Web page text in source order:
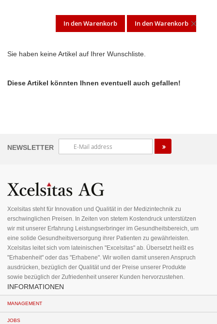
In den Warenkorb In den Warenkorb
Sie haben keine Artikel auf Ihrer Wunschliste.
Diese Artikel könnten Ihnen eventuell auch gefallen!
NEWSLETTER
Melden
Sie
unseren
Newsletter
Xcelsitas steht für Innovation und Qualität in der Medizintechnik zu
erschwinglichen Preisen. In Zeiten von stetem Kostendruck unterstützen
wir mit unserer Erfahrung Leistungserbringer im Gesundheitsbereich, um
eine solide Gesundheitsversorgung ihrer Patienten zu gewährleisten.
Xcelsitas leitet sich vom lateinischen "Excelsitas" ab. Übersetzt heißt es
"Erhabenheit" oder das "Erhabene". Wir wollen damit unseren Anspruch
ausdrücken, bezüglich der Qualität und der Preise unserer Produkte
sowie bezüglich der Zufriedenheit unserer Kunden hervorzustehen.
INFORMATIONEN
MANAGEMENT
JOBS